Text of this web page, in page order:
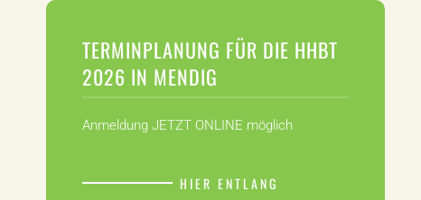
TERMINPLANUNG FÜR DIE HHBT
2026 IN MENDIG
Anmeldung JETZT ONLINE möglich
HIER ENTLANG